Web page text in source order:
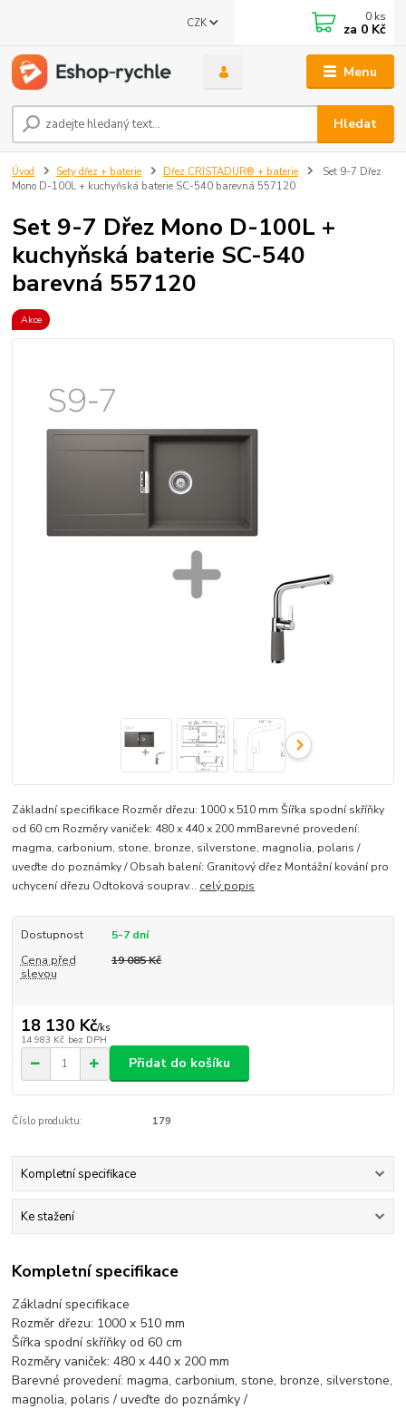
Menu
CZK
Hledat
0 ks
za 0 Kč
Úvod Sety dřez + baterie Dřez CRISTADUR® + baterie
Set 9-7 Dřez
Mono D-100L + kuchyňská baterie SC-540 barevná 557120
Set 9-7 Dřez Mono D-100L +
kuchyňská baterie SC-540
barevná 557120
Akce
Základní specifikace Rozměr dřezu: 1000 x 510 mm Šířka spodní skříňky
od 60 cm Rozměry vaniček: 480 x 440 x 200 mmBarevné provedení:
magma, carbonium, stone, bronze, silverstone, magnolia, polaris /
uveďte do poznámky / Obsah balení: Granitový dřez Montážní kování pro
uchycení dřezu Odtoková souprav... celý popis
Dostupnost
5-7 dní
Cena před
slevou
19 085 Kč
18 130 Kč/ks
14 983 Kč bez DPH
Přidat do košíku
Číslo produktu: 179
Kompletní specifikace
Ke stažení
Kompletní specifikace
Základní specifikace
Rozměr dřezu: 1000 x 510 mm
Šířka spodní skříňky od 60 cm
Rozměry vaniček: 480 x 440 x 200 mm
Barevné provedení: magma, carbonium, stone, bronze, silverstone,
magnolia, polaris / uveďte do poznámky /